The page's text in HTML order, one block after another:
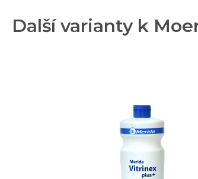
Další varianty k